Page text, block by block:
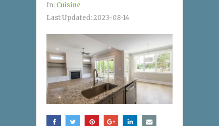
In: Cuisine
Last Updated:2023-08-14